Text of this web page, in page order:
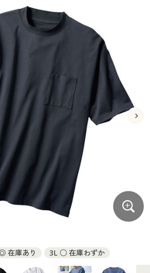
下着
品
家具
具通販すべて
ブリック
ント
下着
て
ス服
ス下着
服
らのご注文
下着
品
具通販すべて
ブリック
ント
下着
て
ース服
ス下着
らのご注文
ント
在庫あり 3L ○ 在庫わずか